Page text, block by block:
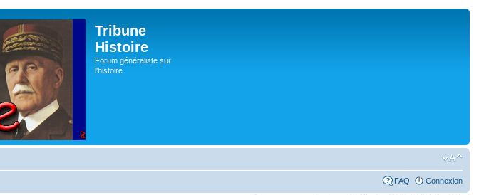
Tribune
Histoire
Forum généraliste sur
l'histoire
FAQ Connexion